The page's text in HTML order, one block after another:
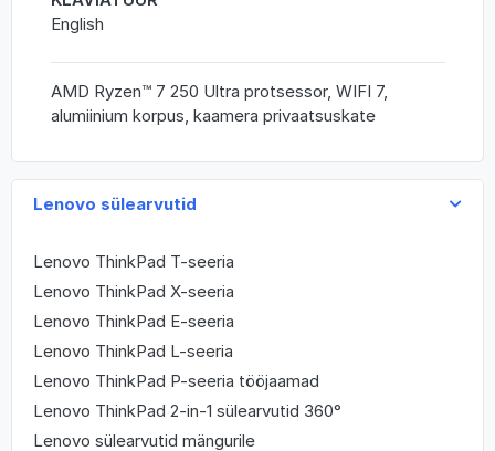
Lenovo sülearvutid
Lenovo ThinkPad T-seeria
Lenovo ThinkPad X-seeria
Lenovo ThinkPad E-seeria
Lenovo ThinkPad L-seeria
Lenovo ThinkPad P-seeria tööjaamad
Lenovo ThinkPad 2-in-1 sülearvutid 360°
Lenovo sülearvutid mängurile
English
AMD Ryzen™ 7 250 Ultra protsessor, WIFI 7,
alumiinium korpus, kaamera privaatsuskate